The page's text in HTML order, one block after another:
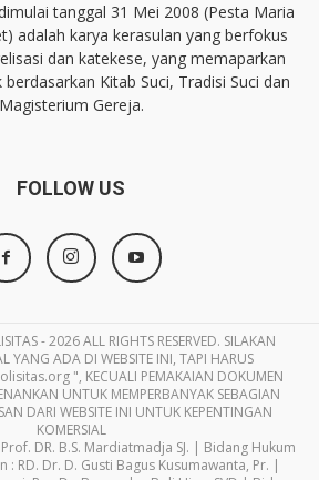
tanggal 31 Mei 2008 (Pesta Maria
adalah karya kerasulan yang berfokus
dan katekese, yang memaparkan
Kitab Suci, Tradisi Suci dan
Magisterium Gereja.
FOLLOW US
- 2026 ALL RIGHTS RESERVED. SILAKAN
YANG ADA DI WEBSITE INI, TAPI HARUS
", KECUALI PEMAKAIAN DOKUMEN
UNTUK MEMPERBANYAK SEBAGIAN
DARI WEBSITE INI UNTUK KEPENTINGAN
KOMERSIAL
DR. B.S. Mardiatmadja SJ. | Bidang Hukum
: RD. Dr. D. Gusti Bagus Kusumawanta, Pr. |